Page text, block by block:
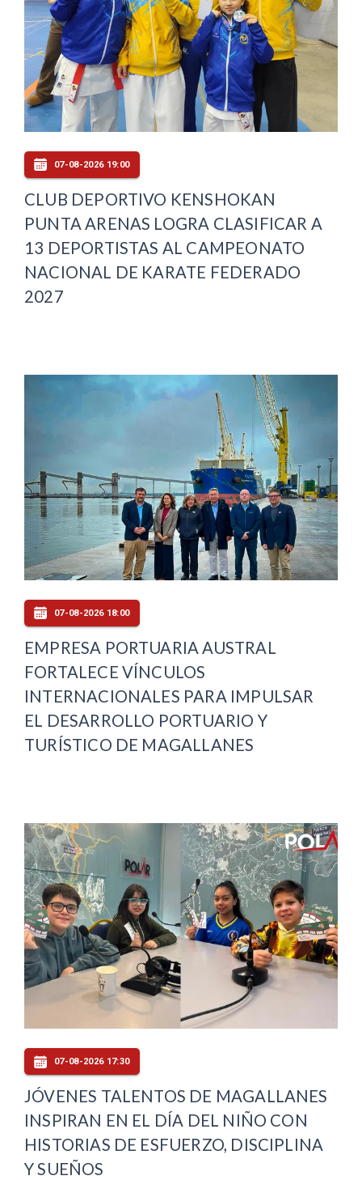
07-08-2026 19:00
CLUB DEPORTIVO KENSHOKAN
PUNTA ARENAS LOGRA CLASIFICAR A
13 DEPORTISTAS AL CAMPEONATO
NACIONAL DE KARATE FEDERADO
2027
07-08-2026 18:00
EMPRESA PORTUARIA AUSTRAL
FORTALECE VÍNCULOS
INTERNACIONALES PARA IMPULSAR
EL DESARROLLO PORTUARIO Y
TURÍSTICO DE MAGALLANES
07-08-2026 17:30
JÓVENES TALENTOS DE MAGALLANES
INSPIRAN EN EL DÍA DEL NIÑO CON
HISTORIAS DE ESFUERZO, DISCIPLINA
Y SUEÑOS